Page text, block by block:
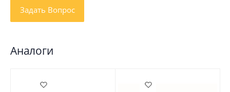
Аналоги